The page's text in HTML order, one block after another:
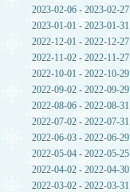
2023-02-06 - 2023-02-27
2023-01-01 - 2023-01-31
2022-12-01 - 2022-12-27
2022-11-02 - 2022-11-27
2022-10-01 - 2022-10-29
2022-09-02 - 2022-09-29
2022-08-06 - 2022-08-31
2022-07-02 - 2022-07-31
2022-06-03 - 2022-06-29
2022-05-04 - 2022-05-25
2022-04-02 - 2022-04-30
2022-03-02 - 2022-03-31